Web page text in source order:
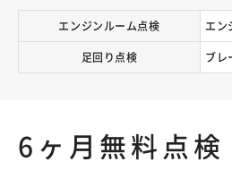
エンジンルーム点検 エン
足回り点検 ブレ
6ヶ月無料点検